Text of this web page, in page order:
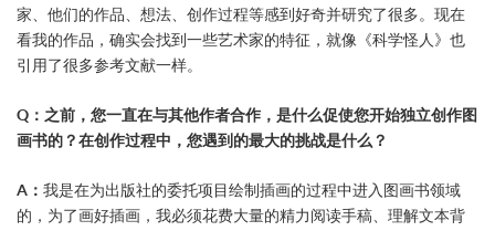
家、他们的作品、想法、创作过程等感到好奇并研究了很多。现在
看我的作品，确实会找到一些艺术家的特征，就像《科学怪人》也
引用了很多参考文献一样。
Q：之前，您一直在与其他作者合作，是什么促使您开始独立创作图
画书的？在创作过程中，您遇到的最大的挑战是什么？
A： 我是在为出版社的委托项目绘制插画的过程中进入图画书领域
的，为了画好插画，我必须花费大量的精力阅读手稿、理解文本背